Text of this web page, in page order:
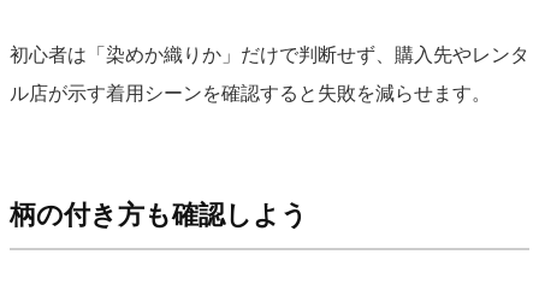
初心者は「染めか織りか」だけで判断せず、購入先やレンタ
ル店が示す着用シーンを確認すると失敗を減らせます。
柄の付き方も確認しよう